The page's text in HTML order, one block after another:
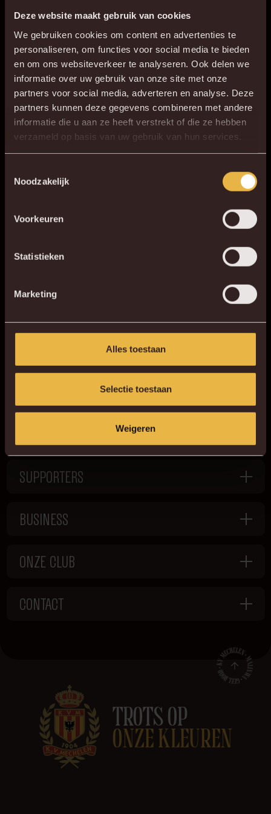
Deze website maakt gebruik van cookies
We gebruiken cookies om content en advertenties te
personaliseren, om functies voor social media te bieden
en om ons websiteverkeer te analyseren. Ook delen we
informatie over uw gebruik van onze site met onze
partners voor social media, adverteren en analyse. Deze
partners kunnen deze gegevens combineren met andere
informatie die u aan ze heeft verstrekt of die ze hebben
verzameld op basis van uw gebruik van hun services.
Noodzakelijk
Voorkeuren
Statistieken
Marketing
Alles toestaan
Selectie toestaan
Weigeren
WEBSHOP
KVM DEALS VOORDELEN
Malinwa op socials
SUPPORTERS
BUSINESS
ONZE CLUB
CONTACT
TROTS OP
ONZE KLEUREN